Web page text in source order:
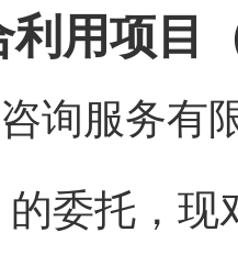
利用项目
询服务有
的委托，现